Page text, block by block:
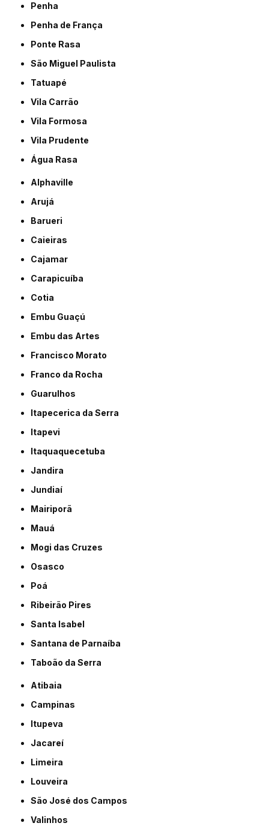
Penha
Penha de França
Ponte Rasa
São Miguel Paulista
Tatuapé
Vila Carrão
Vila Formosa
Vila Prudente
Água Rasa
Alphaville
Arujá
Barueri
Caieiras
Cajamar
Carapicuíba
Cotia
Embu Guaçú
Embu das Artes
Francisco Morato
Franco da Rocha
Guarulhos
Itapecerica da Serra
Itapevi
Itaquaquecetuba
Jandira
Jundiaí
Mairiporã
Mauá
Mogi das Cruzes
Osasco
Poá
Ribeirão Pires
Santa Isabel
Santana de Parnaíba
Taboão da Serra
Atibaia
Campinas
Itupeva
Jacareí
Limeira
Louveira
São José dos Campos
Valinhos